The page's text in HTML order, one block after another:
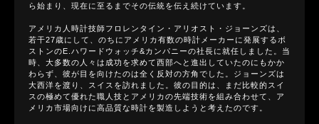
ら始まり、現在に至るまでその伝統を伝え続けています。
アメリカ人時計技師フロレンタイン・アリオスト・ジョーンズは、
若干27歳にして、のちにアメリカ有数の時計メーカーに発展するボ
ストンのE.ハワードウォッチ&カンパニーの社長に就任しました。当
時、大多数の人々は成功を求めて西部へと進出していたのにもかか
わらず、彼が目を向けたのは全く反対の方角でした。ジョーンズは
大西洋を渡り、スイスを訪れました。彼の目的は、まだ比較的スイ
スの極めて優れた職人技とアメリカの先端技術を組み合わせて、ア
メリカ市場向けに高品質な時計を製造しようと考えたのです。